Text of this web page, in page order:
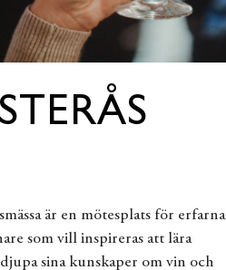
är en mötesplats för erfarna
som vill inspireras att lära
sina kunskaper om vin och